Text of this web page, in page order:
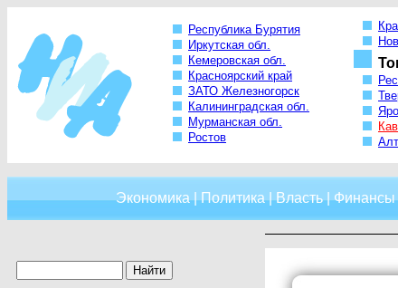
Республика Бурятия
Иркутская обл.
Кемеровская обл.
Красноярский край
ЗАТО Железногорск
Калининградская обл.
Мурманская обл.
Ростов
Экономика|Политика|Власть|Финансы